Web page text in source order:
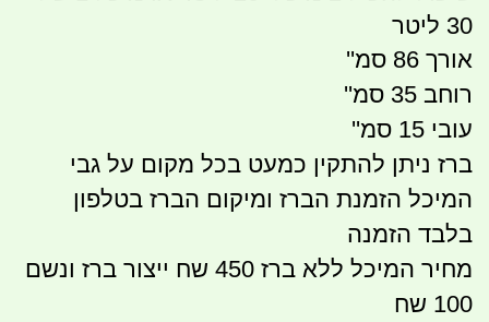
30 ליטר
אורך 86 סמ''
רוחב 35 סמ''
עובי 15 סמ''
ברז ניתן להתקין כמעט בכל מקום על גבי
המיכל הזמנת הברז ומיקום הברז בטלפון
בלבד הזמנה
מחיר המיכל ללא ברז 450 שח ייצור ברז ונשם
100 שח